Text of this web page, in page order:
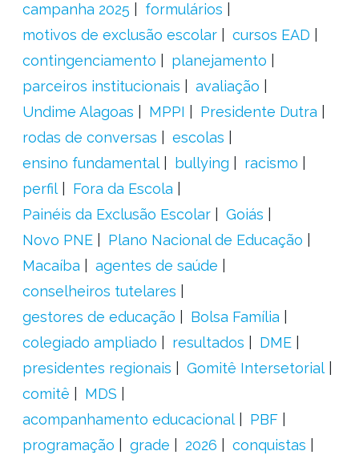
campanha 2025
formulários
motivos de exclusão escolar
cursos EAD
contingenciamento
planejamento
parceiros institucionais
avaliação
Undime Alagoas
MPPI
Presidente Dutra
rodas de conversas
escolas
ensino fundamental
bullying
racismo
perfil
Fora da Escola
Painéis da Exclusão Escolar
Goiás
Novo PNE
Plano Nacional de Educação
Macaíba
agentes de saúde
conselheiros tutelares
gestores de educação
Bolsa Família
colegiado ampliado
resultados
DME
presidentes regionais
Gomitê Intersetorial
comitê
MDS
acompanhamento educacional
PBF
programação
grade 2026
conquistas